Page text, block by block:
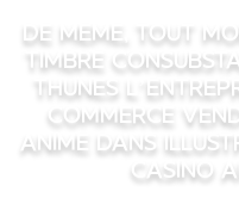
De meme, tout
timbre
thunes
commerce
anime dans
Casino